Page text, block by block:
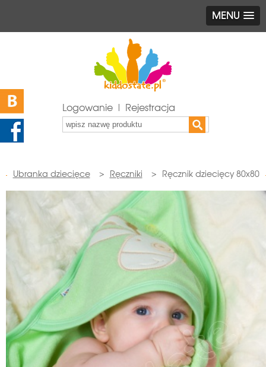
MENU
Logowanie | Rejestracja
Ubranka dziecięce > Ręczniki > Ręcznik dziecięcy 80x80